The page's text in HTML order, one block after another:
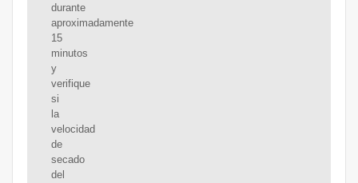
durante
aproximadamente
15
minutos
y
verifique
si
la
velocidad
de
secado
del